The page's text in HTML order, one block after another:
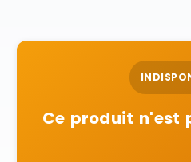
Ce produit n'est